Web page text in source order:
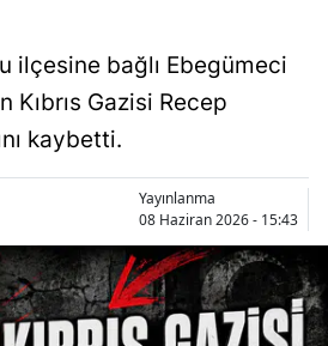
ilçesine bağlı Ebegümeci
Kıbrıs Gazisi Recep
kaybetti.
Yayınlanma
08 Haziran 2026 - 15:43